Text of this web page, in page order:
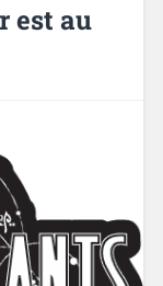
est au